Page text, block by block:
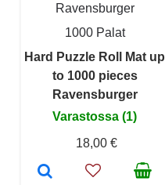
Ravensburger
1000 Palat
Hard Puzzle Roll Mat up
to 1000 pieces
Ravensburger
Varastossa (1)
18,00 €